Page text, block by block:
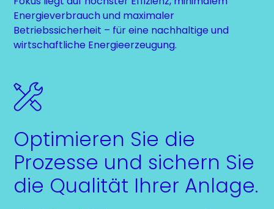
Energieverbrauch und maximaler
Betriebssicherheit – für eine nachhaltige und
wirtschaftliche Energieerzeugung.
Optimieren Sie die
Prozesse und sichern Sie
die Qualität Ihrer Anlage.